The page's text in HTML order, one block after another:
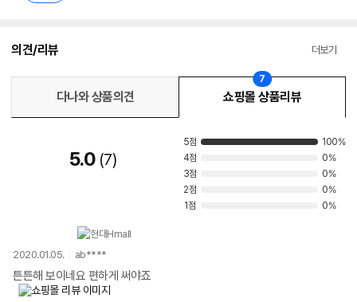
의견/리뷰 더보기
다나와 상품의견 쇼핑몰 상품리뷰
7
5.0 7
5점
100%
4점
0%
3점
0%
2점
0%
1점
0%
2020.01.05. ab****
튼튼해 보이네요 편하게 써야죠